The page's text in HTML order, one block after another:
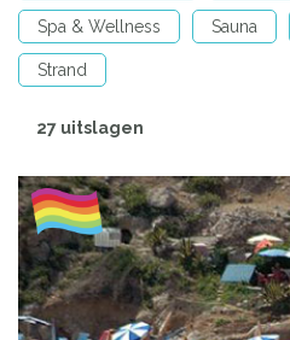
Spa & Wellness Sauna
Strand
27 uitslagen